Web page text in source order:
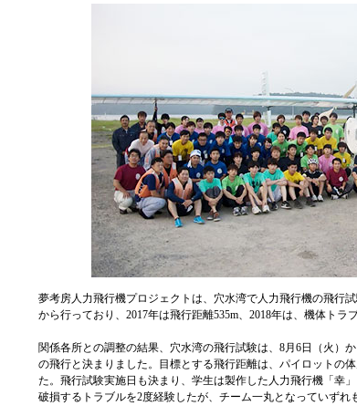
夢考房人力飛行機プロジェクトは、穴水湾で人力飛行機の飛行
から行っており、2017年は飛行距離535m、2018年は、機体トラ
関係各所との調整の結果、穴水湾の飛行試験は、8月6日（火）
の飛行と決まりました。目標とする飛行距離は、パイロットの
た。飛行試験実施日も決まり、学生は製作した人力飛行機「幸
破損するトラブルを2度経験したが、チーム一丸となっていずれ